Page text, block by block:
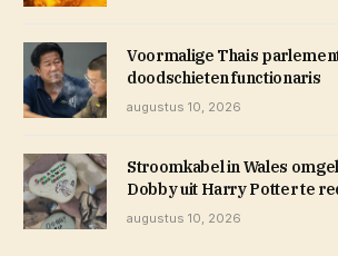
Voormalige Thais
doodschieten functionaris
augustus 10, 2026
Stroomkabel in Wales
Dobby uit Harry Potter te
augustus 10, 2026